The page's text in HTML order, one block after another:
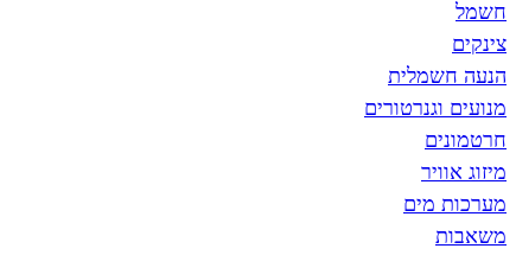
חשמל
צינקים
הנעה חשמלית
מנועים וגנרטורים
חרטמונים
מיזוג אוויר
מערכות מים
משאבות